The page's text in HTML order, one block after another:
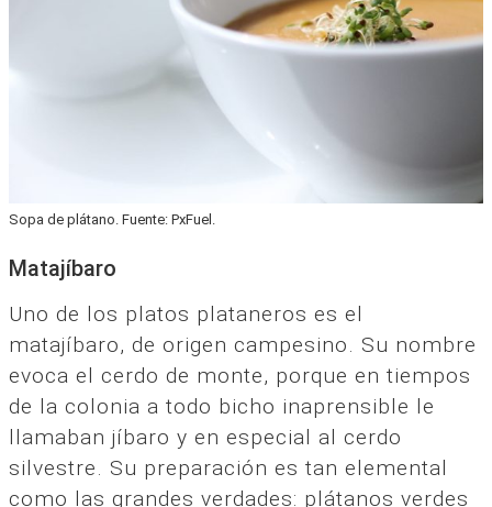
Sopa de plátano. Fuente: PxFuel.
Matajíbaro
Uno de los platos plataneros es el
matajíbaro, de origen campesino. Su nombre
evoca el cerdo de monte, porque en tiempos
de la colonia a todo bicho inaprensible le
llamaban jíbaro y en especial al cerdo
silvestre. Su preparación es tan elemental
como las grandes verdades: plátanos verdes